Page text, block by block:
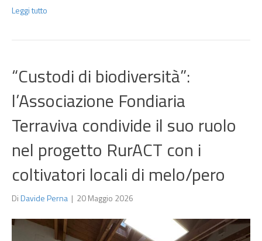
Leggi tutto
“Custodi di biodiversità”:
l’Associazione Fondiaria
Terraviva condivide il suo ruolo
nel progetto RurACT con i
coltivatori locali di melo/pero
DiDavide Perna | 20 Maggio 2026